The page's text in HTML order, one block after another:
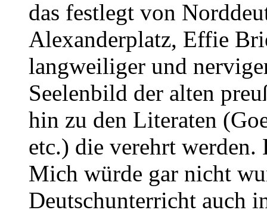
das festlegt von
Alexanderplatz, Effie
langweiliger und
Seelenbild der alten
hin zu den Literaten
etc.) die verehrt werden.
Mich würde gar nicht
Deutschunterricht auch